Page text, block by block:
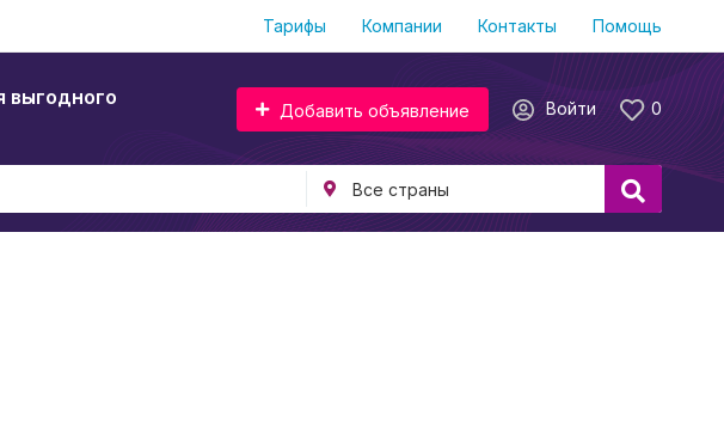
Тарифы Компании Контакты Помощь
выгодного
0
Войти
Добавить объявление